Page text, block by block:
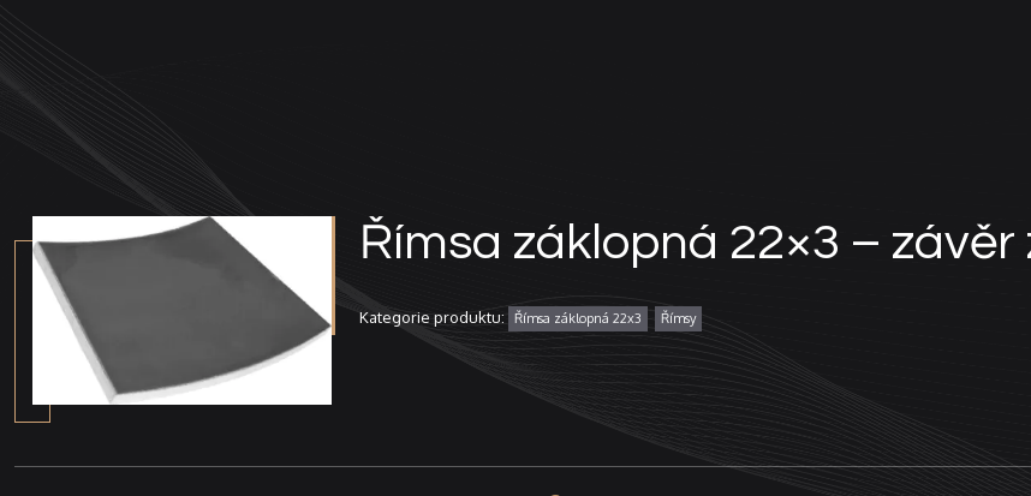
Římsa záklopná 22×3 –
Kategorie produktu: Římsa záklopná 22x3 Římsy